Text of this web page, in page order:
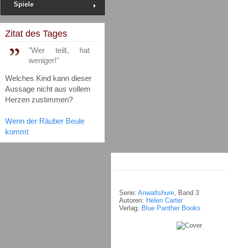
Spiele
Zitat des Tages
"Wer teilt, hat
weniger!"
Welches Kind kann dieser
Aussage nicht aus vollem
Herzen zustimmen?
Wenn der Räuber Beule
kommt
Serie: Anwaltshure, Band 3
Autoren: Helen Carter
Verlag: Blue Panther Books